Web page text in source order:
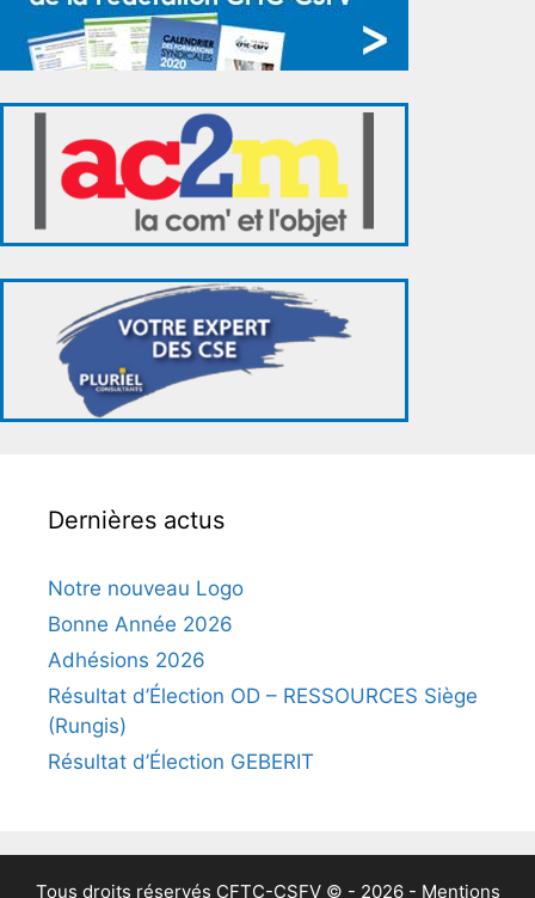
Dernières actus
Notre nouveau Logo
Bonne Année 2026
Adhésions 2026
Résultat d’Élection OD – RESSOURCES Siège
(Rungis)
Résultat d’Élection GEBERIT
Tous droits réservés CFTC-CSFV© - 2026 - Mentions